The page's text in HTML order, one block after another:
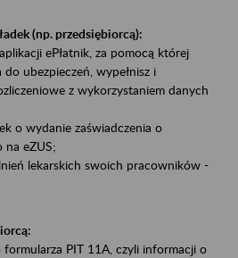
(np. przedsiębiorcą):
ePłatnik, za pomocą której
do ubezpieczeń, wypełnisz i
z wykorzystaniem danych
o wydanie zaświadczenia o
na eZUS;
lekarskich swoich pracowników -
PIT 11A, czyli informacji o